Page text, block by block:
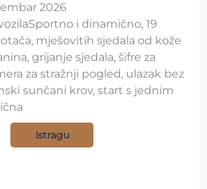
2026
i dinamično, 19
mješovitih sjedala od kože
grijanje sjedala, šifre za
za stražnji pogled, ulazak bez
sunčani krov, start s jednim
Istragu